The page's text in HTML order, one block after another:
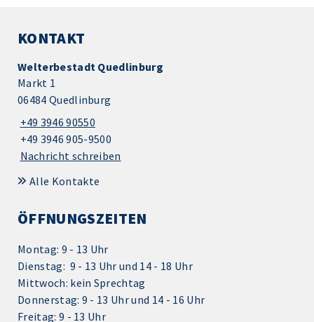
KONTAKT
Welterbestadt Quedlinburg
Markt 1
06484 Quedlinburg
+49 3946 90550
+49 3946 905-9500
Nachricht schreiben
Alle Kontakte
ÖFFNUNGSZEITEN
Montag: 9 - 13 Uhr
Dienstag: 9 - 13 Uhr und 14 - 18 Uhr
Mittwoch: kein Sprechtag
Donnerstag: 9 - 13 Uhr und 14 - 16 Uhr
Freitag: 9 - 13 Uhr